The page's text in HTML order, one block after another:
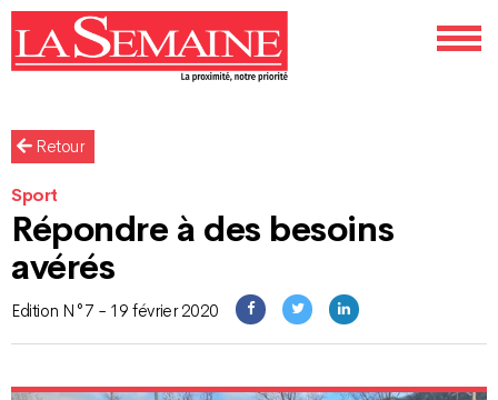
Retour
Sport
Répondre à des besoins
avérés
Edition N°7 - 19 février 2020